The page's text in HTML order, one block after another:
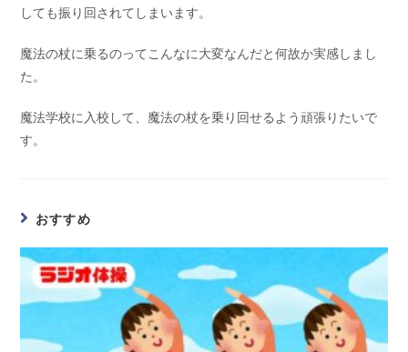
しても振り回されてしまいます。
魔法の杖に乗るのってこんなに大変なんだと何故か実感しまし
た。
魔法学校に入校して、魔法の杖を乗り回せるよう頑張りたいで
す。
おすすめ